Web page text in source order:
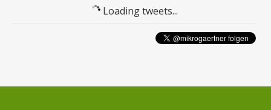
Loading tweets...